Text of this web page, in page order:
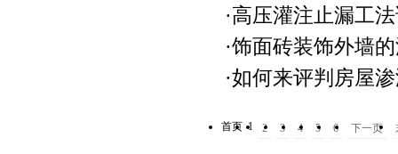
·高压灌注止漏工
·饰面砖装饰外墙
·如何来评判房屋
首页 1 2 3 4 5 6 下一页